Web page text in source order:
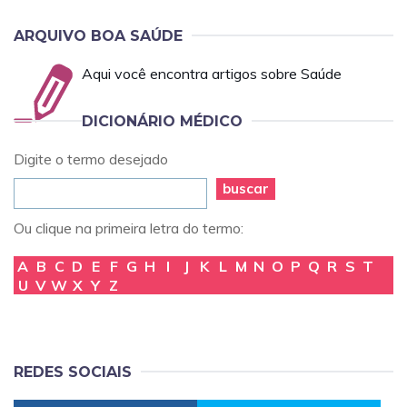
ARQUIVO BOA SAÚDE
Aqui você encontra artigos sobre Saúde
DICIONÁRIO MÉDICO
Digite o termo desejado
buscar
Ou clique na primeira letra do termo:
A B C D E F G H I J K L M N O P Q R S T
U V W X Y Z
REDES SOCIAIS